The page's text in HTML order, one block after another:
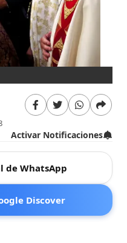
Activar Notificaciones
de WhatsApp
Discover